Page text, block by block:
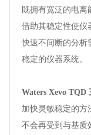
既拥有宽泛的电
借助其稳定性使仪
快速不间断的分析
稳定的仪器系统。
Waters Xevo TQD
加快灵敏稳定的方
不会再受到与基质